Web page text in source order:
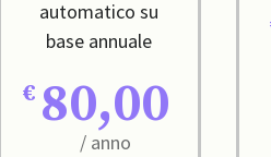
automatico su
base annuale
80,00
/ anno